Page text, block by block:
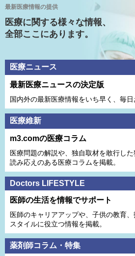
最新医療情報の提供
医療に関する様々な情報、
全部ここにあります。
医療ニュース
最新医療ニュースの決定版
国内外の最新医療情報をいち早く、毎日
医療維新
m3.comの医療コラム
医療問題の解説や、独⾃取材を敢⾏した
読み応えのある医療コラムを掲載。
Doctors LIFESTYLE
医師の生活を情報でサポート
医師のキャリアアップや、子供の教育
スタイルに役立つ情報を掲載。
薬剤師コラム・特集